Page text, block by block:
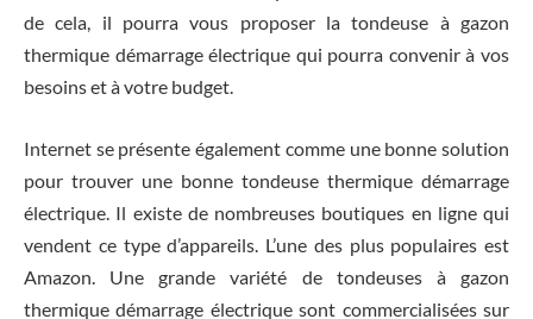
de cela, il pourra vous proposer la tondeuse à gazon
thermique démarrage électrique qui pourra convenir à vos
besoins et à votre budget.
Internet se présente également comme une bonne solution
pour trouver une bonne tondeuse thermique démarrage
électrique. Il existe de nombreuses boutiques en ligne qui
vendent ce type d’appareils. L’une des plus populaires est
Amazon. Une grande variété de tondeuses à gazon
thermique démarrage électrique sont commercialisées sur